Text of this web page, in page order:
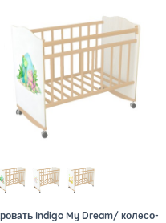
Indigo My Dream/ колесо-